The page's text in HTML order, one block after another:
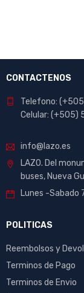
CONTACTENOS
Telefono:
Celular: (+505)
info@lazo.es
LAZO. Del
buses, Nueva
Lunes -Sabado
POLITICAS
Reembolsos y
Terminos de Pago
Terminos de Envio